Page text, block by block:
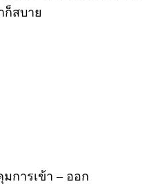
ก็สบาย
มการเข้า – ออก